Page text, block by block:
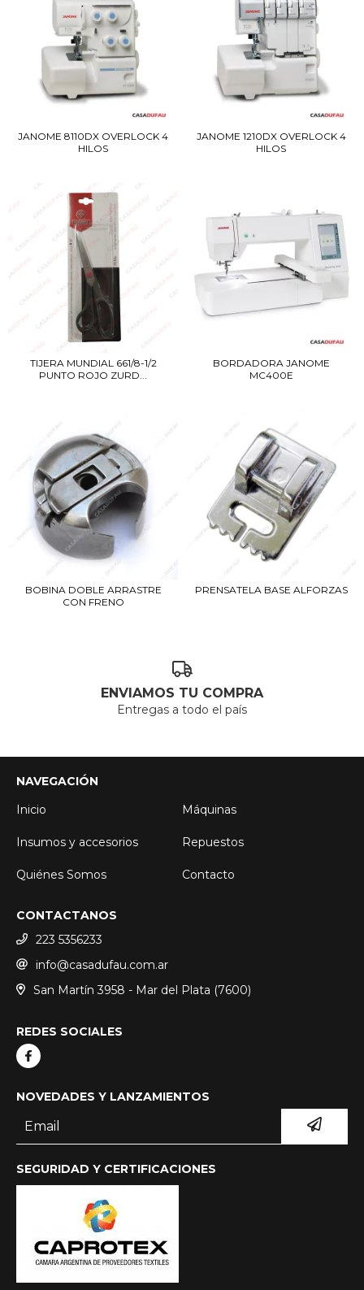
JANOME 8110DX OVERLOCK 4
HILOS
JANOME 1210DX OVERLOCK 4
HILOS
TIJERA MUNDIAL 661/8-1/2
PUNTO ROJO ZURD...
BORDADORA JANOME
MC400E
BOBINA DOBLE ARRASTRE
CON FRENO
PRENSATELA BASE ALFORZAS
ENVIAMOS TU COMPRA
Entregas a todo el país
NAVEGACIÓN
Inicio
Máquinas
Insumos y accesorios Repuestos
Quiénes Somos Contacto
CONTACTANOS
223 5356233
info@casadufau.com.ar
San Martín 3958 - Mar del Plata (7600)
REDES SOCIALES
NOVEDADES Y LANZAMIENTOS
SEGURIDAD Y CERTIFICACIONES